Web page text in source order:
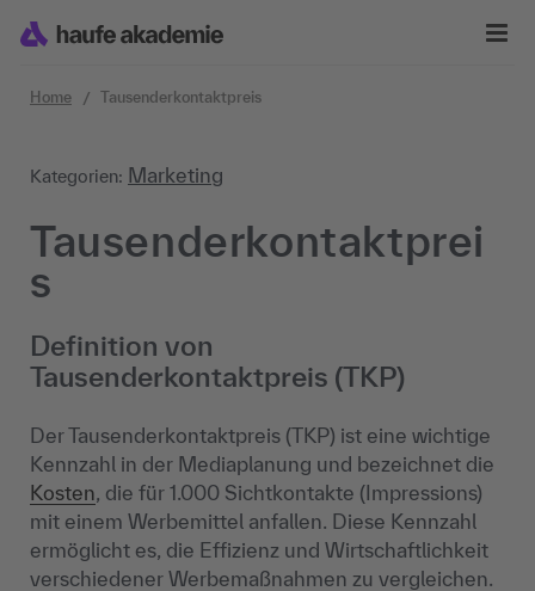
Home Tausenderkontaktpreis
Kategorien: Marketing
Tausenderkontaktprei
s
Definition von
Tausenderkontaktpreis (TKP)
Der Tausenderkontaktpreis (TKP) ist eine wichtige
Kennzahl in der Mediaplanung und bezeichnet die
Kosten, die für 1.000 Sichtkontakte (Impressions)
mit einem Werbemittel anfallen. Diese Kennzahl
ermöglicht es, die Effizienz und Wirtschaftlichkeit
verschiedener Werbemaßnahmen zu vergleichen.